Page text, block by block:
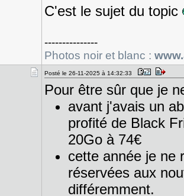
C'est le sujet du topic
---------------
Photos noir et blanc :
Posté le 26-11-2025 à 14:32:33
Pour être sûr que je
avant j'avais un
profité de Black
20Go à 74€
cette année je ne
réservées aux
différemment.